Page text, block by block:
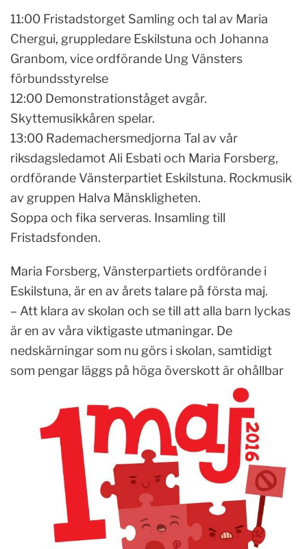
11:00 Fristadstorget Samling och tal av Maria
Chergui, gruppledare Eskilstuna och Johanna
Granbom, vice ordförande Ung Vänsters
förbundsstyrelse
12:00 Demonstrationståget avgår.
Skyttemusikkåren spelar.
13:00 Rademachersmedjorna Tal av vår
riksdagsledamot Ali Esbati och Maria Forsberg,
ordförande Vänsterpartiet Eskilstuna. Rockmusik
av gruppen Halva Mänskligheten.
Soppa och fika serveras. Insamling till
Fristadsfonden.
Maria Forsberg, Vänsterpartiets ordförande i
Eskilstuna, är en av årets talare på första maj.
– Att klara av skolan och se till att alla barn lyckas
är en av våra viktigaste utmaningar. De
nedskärningar som nu görs i skolan, samtidigt
som pengar läggs på höga överskott är ohållbar